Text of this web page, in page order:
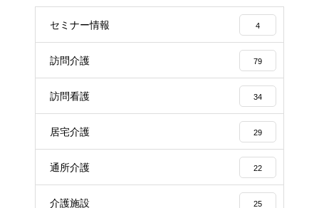
セミナー情報 4
訪問介護 79
訪問看護 34
居宅介護 29
通所介護 22
介護施設 25